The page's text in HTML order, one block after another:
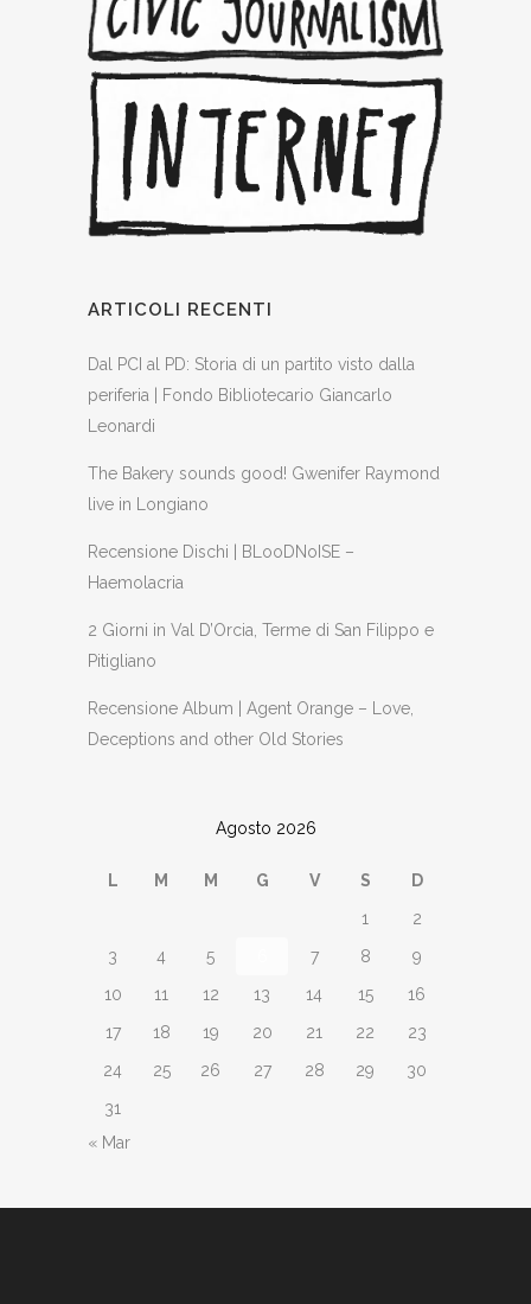
ARTICOLI RECENTI
Dal PCI al PD: Storia di un partito visto dalla
periferia | Fondo Bibliotecario Giancarlo
Leonardi
The Bakery sounds good! Gwenifer Raymond
live in Longiano
Recensione Dischi | BLooDNoISE –
Haemolacria
2 Giorni in Val D’Orcia, Terme di San Filippo e
Pitigliano
Recensione Album | Agent Orange – Love,
Deceptions and other Old Stories
Agosto 2026
L M M G V S
D
1
2
3
4 5 7 8
9
10
11 12 13 14 15
16
17
18 19 20 21 22
23
24
25 26 27 28 29
30
31
« Mar